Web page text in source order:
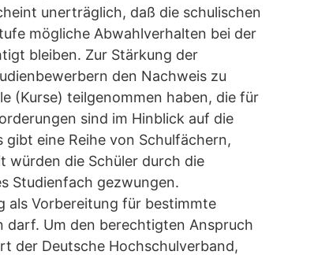
unerträglich, daß die schulischen
mögliche Abwahlverhalten bei der
bleiben. Zur Stärkung der
den Nachweis zu
(Kurse) teilgenommen haben, die für
sind im Hinblick auf die
eine Reihe von Schulfächern,
würden die Schüler durch die
Studienfach gezwungen.
als Vorbereitung für bestimmte
Um den berechtigten Anspruch
der Deutsche Hochschulverband,